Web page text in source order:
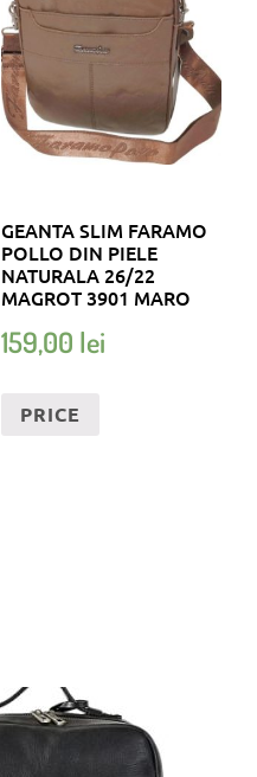
GEANTA SLIM FARAMO
POLLO DIN PIELE
NATURALA 26/22
MAGROT 3901 MARO
159,00 lei
PRICE